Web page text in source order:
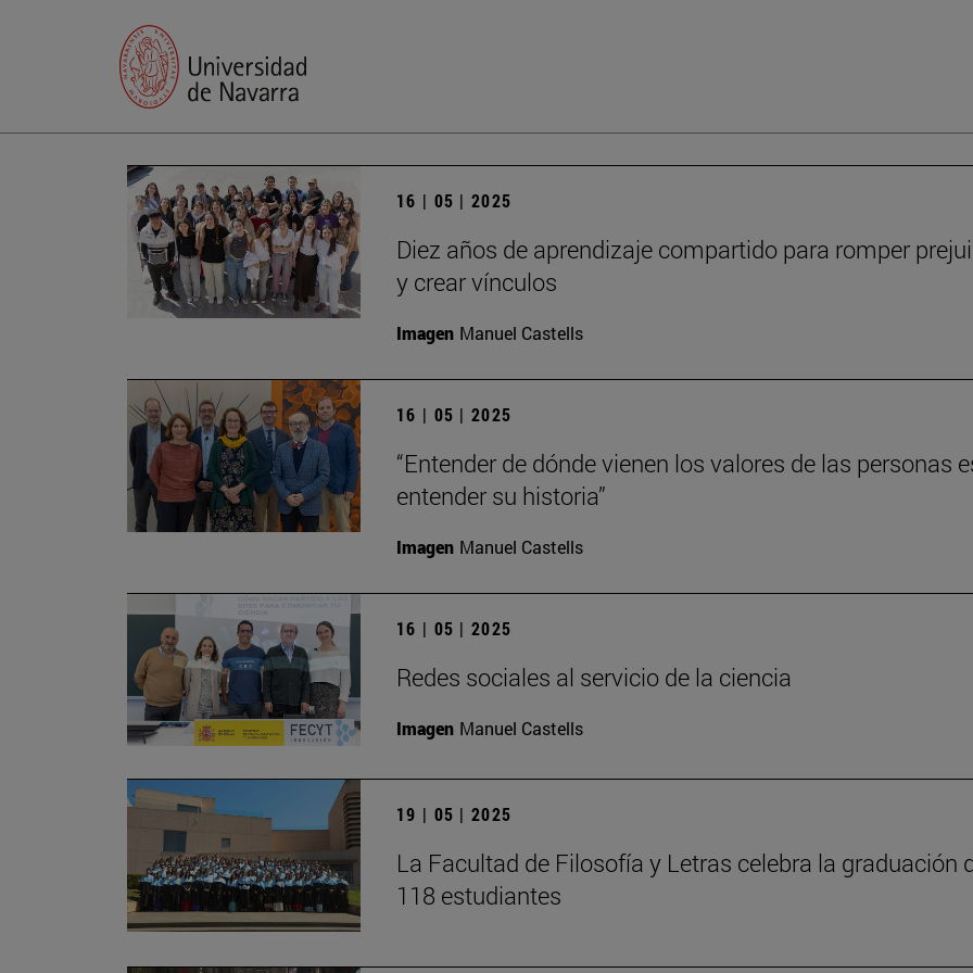
16 | 05 | 2025
Diez años de aprendizaje compartido para romper
y crear vínculos
Imagen Manuel Castells
16 | 05 | 2025
“Entender de dónde vienen los valores de las personas
entender su historia”
Imagen Manuel Castells
16 | 05 | 2025
Redes sociales al servicio de la ciencia
Imagen Manuel Castells
19 | 05 | 2025
La Facultad de Filosofía y Letras celebra la graduación
118 estudiantes